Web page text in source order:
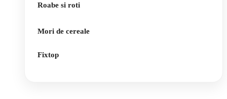
Roabe si roti
Mori de cereale
Fixtop